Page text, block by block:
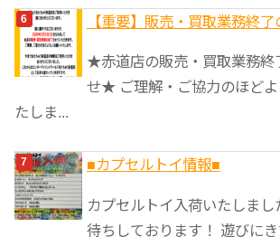
【重要】販売・買取業務終
★赤道店の販売・買取業務終
せ★ ご理解・ご協力のほど
たしま...
■カプセルトイ情報■
カプセルトイ入荷いたしまし
待ちしております！ 遊びに